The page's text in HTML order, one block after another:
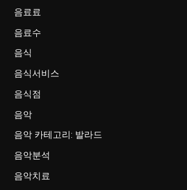
음료료
음료수
음식
음식서비스
음식점
음악
음악 카테고리: 발라드
음악분석
음악치료